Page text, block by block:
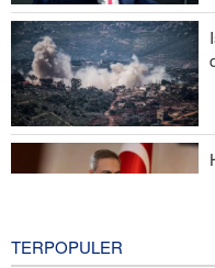
Brigjen Ebnolreza:
Impor Mana Pun di
Mengapa AS Nyaris
Iran?
TERPOPULER